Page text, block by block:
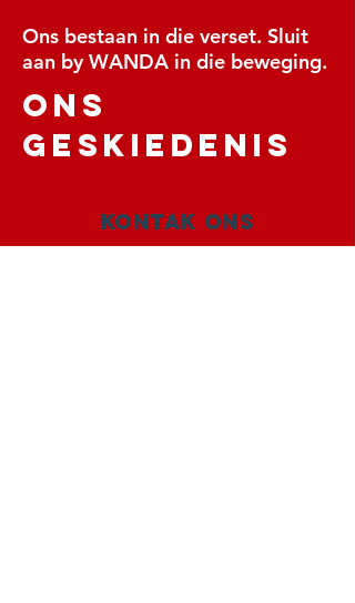
Ons bestaan in die verset. Sluit
aan by WANDA in die beweging.
ons
geskiedenis
Kontak Ons